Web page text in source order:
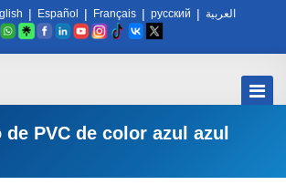
| Español | Français | русский | العربية
de PVC de color azul azul